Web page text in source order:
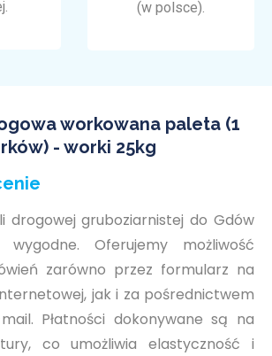
(w polsce).
workowana paleta (1
- worki 25kg
drogowej gruboziarnistej do Gdów
Oferujemy możliwość
zarówno przez formularz na
jak i za pośrednictwem
Płatności dokonywane są na
co umożliwia elastyczność i